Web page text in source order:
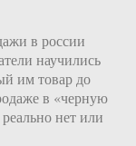
в россии
научились
им товар до
в «черную
нет или